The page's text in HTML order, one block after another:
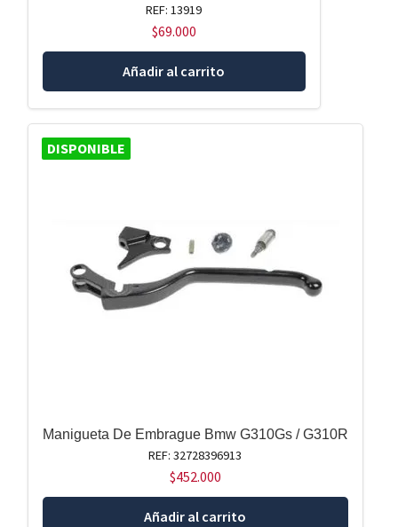
REF: 13919
$69.000
Añadir al carrito
DISPONIBLE
Manigueta De Embrague Bmw G310Gs / G310R
REF: 32728396913
$452.000
Añadir al carrito